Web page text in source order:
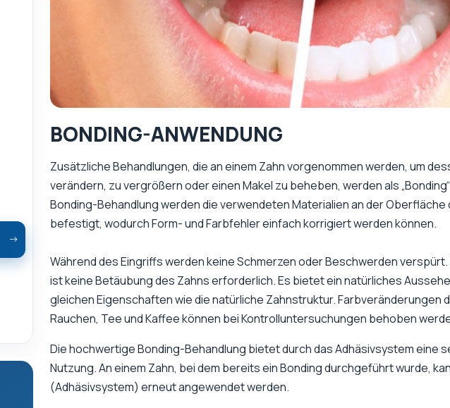
BONDING-ANWENDUNG
Zusätzliche Behandlungen, die an einem Zahn vorgenommen werden, um
verändern, zu vergrößern oder einen Makel zu beheben, werden als
Bonding-Behandlung werden die verwendeten Materialien an der Oberfläche
befestigt, wodurch Form- und Farbfehler einfach korrigiert werden können.
Während des Eingriffs werden keine Schmerzen oder Beschwerden verspürt.
ist keine Betäubung des Zahns erforderlich. Es bietet ein natürliches
gleichen Eigenschaften wie die natürliche Zahnstruktur. Farbveränderungen
Rauchen, Tee und Kaffee können bei Kontrolluntersuchungen behoben
Die hochwertige Bonding-Behandlung bietet durch das Adhäsivsystem eine
Nutzung. An einem Zahn, bei dem bereits ein Bonding durchgeführt wurde,
(Adhäsivsystem) erneut angewendet werden.